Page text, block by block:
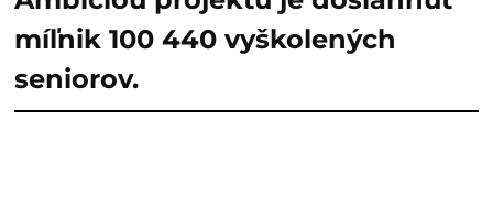
míľnik 100 440 vyškolených
seniorov.